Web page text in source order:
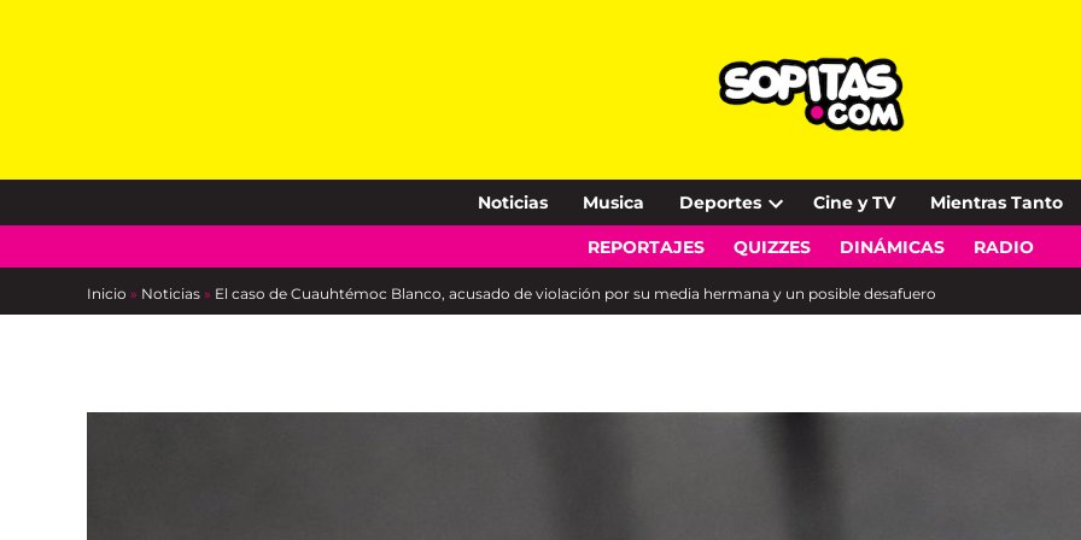
Noticias Musica Deportes
Open
dropdown
Cine y TV Mientras Tanto
REPORTAJES QUIZZES DINÁMICAS RADIO
Inicio » Noticias » El caso de Cuauhtémoc Blanco, acusado de violación por su media hermana y un posible desafuero